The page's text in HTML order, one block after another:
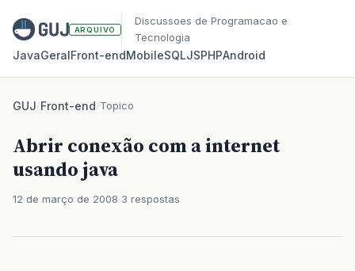
ARQUIVO
Discussoes de Programacao e
Tecnologia
JavaGeralFront‑endMobileSQLJSPHPAndroid
GUJ/Front-end/Topico
Abrir conexão com a internet
usando java
12 de março de 2008 3 respostas